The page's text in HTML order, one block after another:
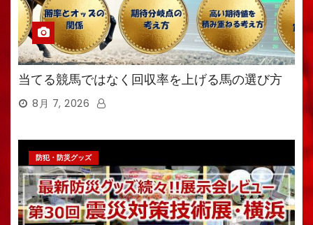
当てる競馬ではなく回収率を上げる馬の選び方
8月 7, 2026
防犯・防災グッズ